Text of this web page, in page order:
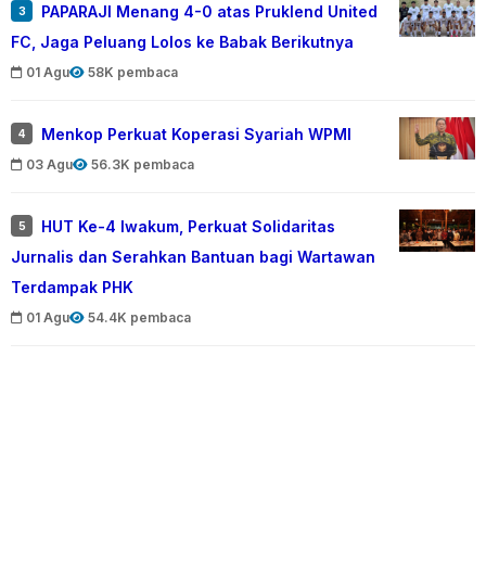
3
PAPARAJI Menang 4-0 atas Pruklend United
FC, Jaga Peluang Lolos ke Babak Berikutnya
01 Agu 58K pembaca
4 Menkop Perkuat Koperasi Syariah WPMI
03 Agu 56.3K pembaca
5
HUT Ke-4 Iwakum, Perkuat Solidaritas
Jurnalis dan Serahkan Bantuan bagi Wartawan
Terdampak PHK
01 Agu 54.4K pembaca